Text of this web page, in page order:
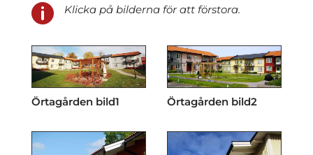
 Klicka på bilderna för att förstora.
Örtagården bild1 Örtagården bild2